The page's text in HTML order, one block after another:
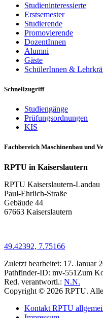
Studieninteressierte
Erstsemester
Studierende
Promovierende
DozentInnen
Alumni
Gäste
SchülerInnen &
Schnellzugriff
Studiengänge
Prüfungsordnungen
KIS
Fachbereich Maschinenbau und
RPTU in Kaiserslautern
RPTU Kaiserslautern-Landau
Paul-Ehrlich-Straße
Gebäude 44
67663 Kaiserslautern
49.42392, 7.75166
Zuletzt bearbeitet: 17. Januar
Pathfinder-ID: mv-551 Zum
Red. verantwortl.: N.N.
Copyright © 2026 RPTU. Alle
Kontakt RPTU